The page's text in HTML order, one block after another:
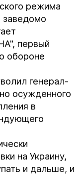
режима
заведомо
первый
обороне
генерал-
осужденного
в
на Украину,
и дальше, и